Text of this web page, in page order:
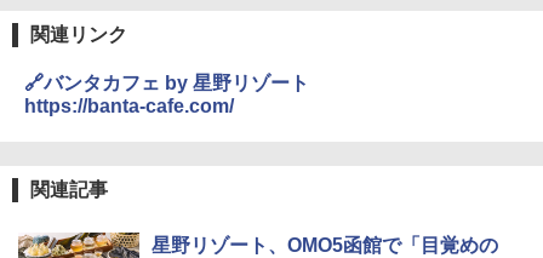
関連リンク
🔗バンタカフェ by 星野リゾート
https://banta-cafe.com/
関連記事
星野リゾート、OMO5函館で「目覚めの